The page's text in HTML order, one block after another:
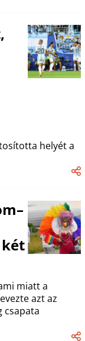
helyét a
miatt a
azt az
csapata